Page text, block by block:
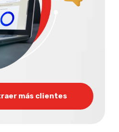
más clientes